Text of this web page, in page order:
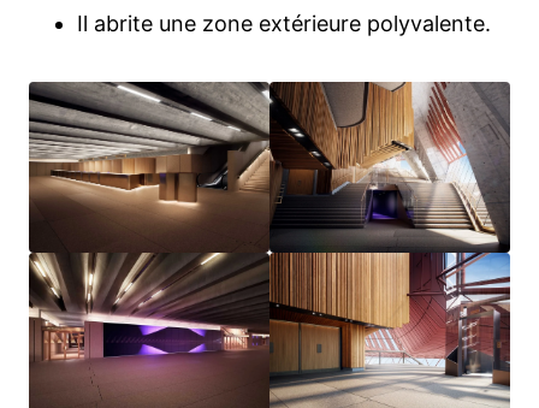
Il abrite une zone extérieure polyvalente.